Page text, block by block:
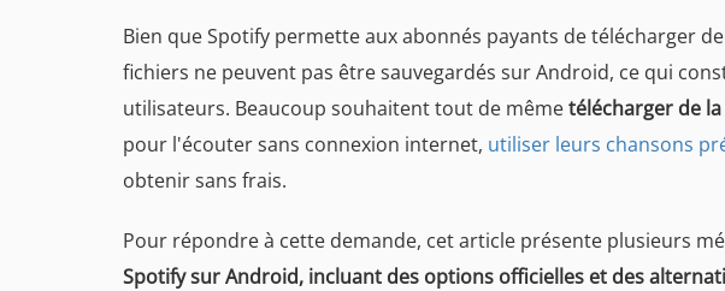
Bien que Spotify permette aux abonnés payants de télécharger
fichiers ne peuvent pas être sauvegardés sur Android, ce qui
utilisateurs. Beaucoup souhaitent tout de mêmetélécharger de
pour l'écouter sans connexion internet, utiliser leurs chansons
obtenir sans frais.
Pour répondre à cette demande, cet article présente plusieurs
Spotify sur Android, incluant des options officielles et des